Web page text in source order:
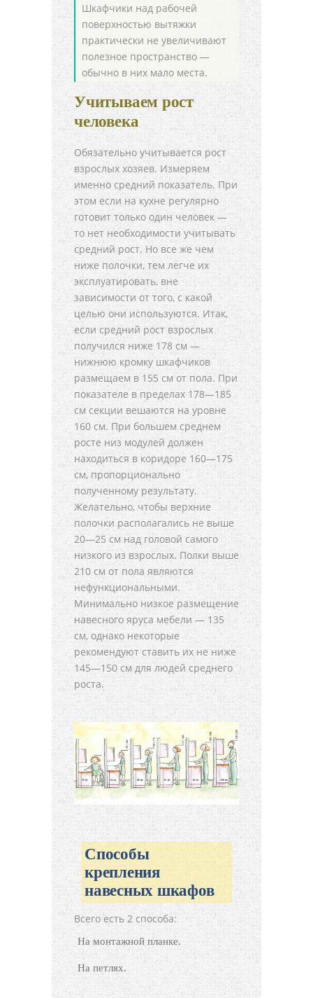
Шкафчики над рабочей
поверхностью вытяжки
практически не увеличивают
полезное пространство —
обычно в них мало места.
Учитываем рост
человека
Обязательно учитывается рост
взрослых хозяев. Измеряем
именно средний показатель. При
этом если на кухне регулярно
готовит только один человек —
то нет необходимости учитывать
средний рост. Но все же чем
ниже полочки, тем легче их
эксплуатировать, вне
зависимости от того, с какой
целью они используются. Итак,
если средний рост взрослых
получился ниже 178 см —
нижнюю кромку шкафчиков
размещаем в 155 см от пола. При
показателе в пределах 178—185
см секции вешаются на уровне
160 см. При большем среднем
росте низ модулей должен
находиться в коридоре 160—175
см, пропорционально
полученному результату.
Желательно, чтобы верхние
полочки располагались не выше
20—25 см над головой самого
низкого из взрослых. Полки выше
210 см от пола являются
нефункциональными.
Минимально низкое размещение
навесного яруса мебели — 135
см, однако некоторые
рекомендуют ставить их не ниже
145—150 см для людей среднего
роста.
Способы
крепления
навесных шкафов
Всего есть 2 способа:
На монтажной планке.
На петлях.